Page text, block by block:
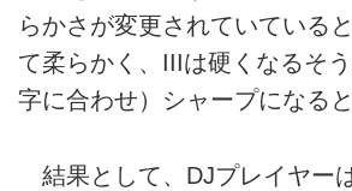
らかさが変更されていている
て柔らかく、IIIは硬くなるそ
字に合わせ）シャープになると
結果として、DJプレイヤー